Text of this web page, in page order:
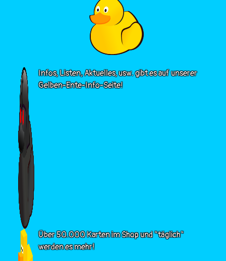
Infos, Listen, Aktuelles, usw. gibt es auf unserer
Gelben-Ente-Info-Seite!
Über 50.000 Karten im Shop und "täglich"
werden es mehr!